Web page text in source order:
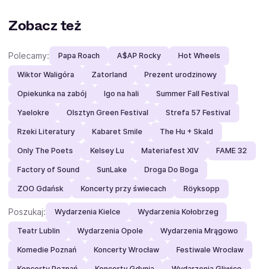
Zobacz też
Polecamy: Papa Roach A$AP Rocky Hot Wheels
Wiktor Waligóra Zatorland Prezent urodzinowy
Opiekunka na zabój Igo na hali Summer Fall Festival
Yaelokre Olsztyn Green Festival Strefa 57 Festival
Rzeki Literatury Kabaret Smile The Hu + Skald
Only The Poets Kelsey Lu Materiafest XIV FAME 32
Factory of Sound SunLake Droga Do Boga
ZOO Gdańsk Koncerty przy świecach Röyksopp
Poszukaj: Wydarzenia Kielce Wydarzenia Kołobrzeg
Teatr Lublin Wydarzenia Opole Wydarzenia Mrągowo
Komedie Poznań Koncerty Wrocław Festiwale Wrocław